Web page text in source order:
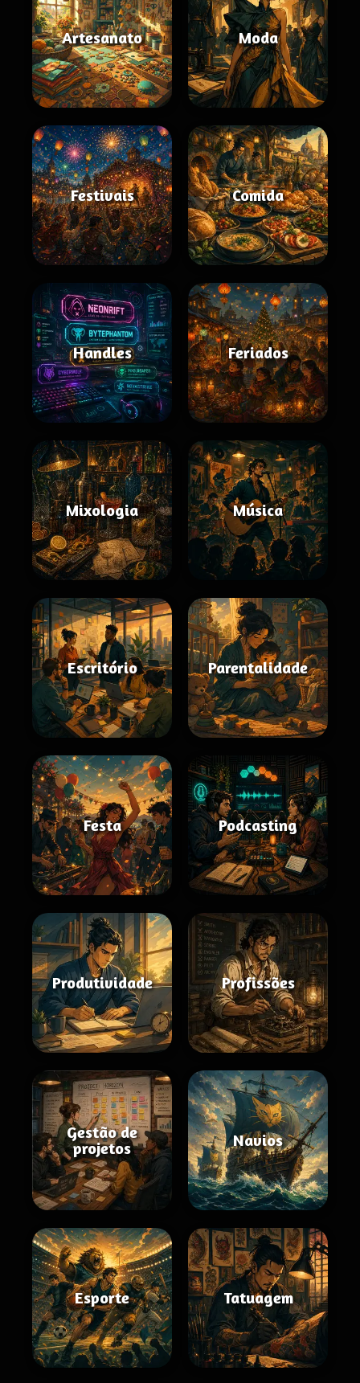
Artesanato Moda
Festivais Comida
Handles Feriados
Mixologia Música
Escritório Parentalidade
Festa Podcasting
Produtividade Profissões
Gestão de
projetos
Navios
Esporte Tatuagem